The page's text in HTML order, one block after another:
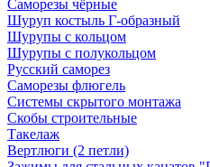
Саморезы чёрные
Шуруп костыль Г-образный
Шурупы с кольцом
Шурупы с полукольцом
Русский саморез
Саморезы флюгель
Системы скрытого монтажа
Скобы строительные
Такелаж
Вертлюги (2 петли)